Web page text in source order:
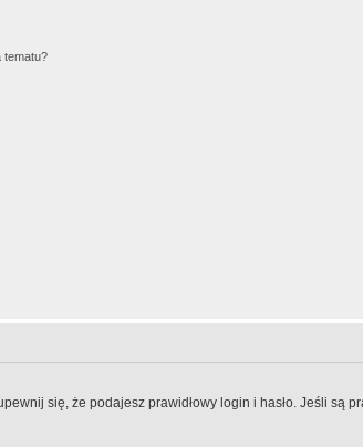
tematu?
się, że podajesz prawidłowy login i hasło. Jeśli są